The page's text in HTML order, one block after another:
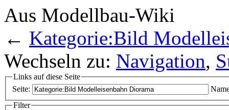
Aus Modellbau-Wiki
← Kategorie:Bild
Wechseln zu: Navigation,
Links auf diese Seite
Seite:
Filter